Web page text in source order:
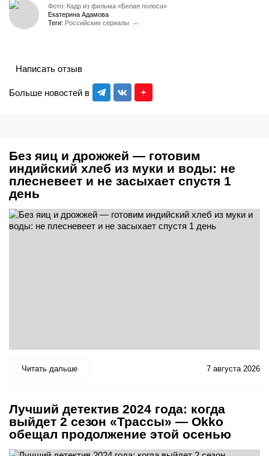
Фото: Кадр из фильма «Белая полоса»
Екатерина Адамова
Теги: Российские сериалы
Больше новостей в
Написать отзыв
Без яиц и дрожжей — готовим
индийский хлеб из муки и воды: не
плесневеет и не засыхает спустя 1
день
Читать дальше 7 августа 2026
Лучший детектив 2024 года: когда
выйдет 2 сезон «Трассы» — Okko
обещал продолжение этой осенью